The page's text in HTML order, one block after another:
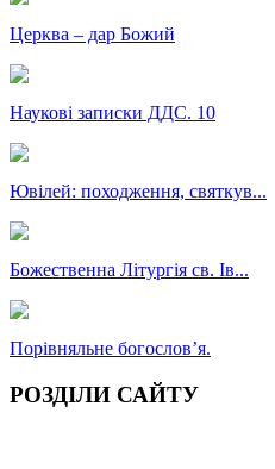
Церква – дар Божий
Наукові записки ДДС. 10
Ювілей: походження, святкув...
Божественна Літургія св. Ів...
Порівняльне богословʼя.
РОЗДІЛИ САЙТУ